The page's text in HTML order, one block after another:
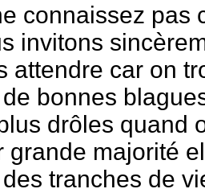
connaissez pas
invitons
attendre car on
bonnes
drôles quand
grande majorité
tranches de